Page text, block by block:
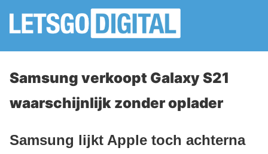
Samsung verkoopt Galaxy S21
waarschijnlijk zonder oplader
Samsung lijkt Apple toch achterna